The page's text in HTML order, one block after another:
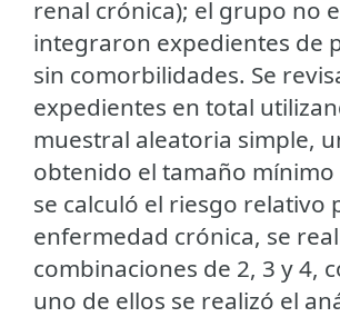
renal crónica); el grupo no
integraron expedientes de
sin comorbilidades. Se
expedientes en total
muestral aleatoria simple,
obtenido el tamaño mínimo
se calculó el riesgo relativo
enfermedad crónica, se
combinaciones de 2, 3 y 4,
uno de ellos se realizó el